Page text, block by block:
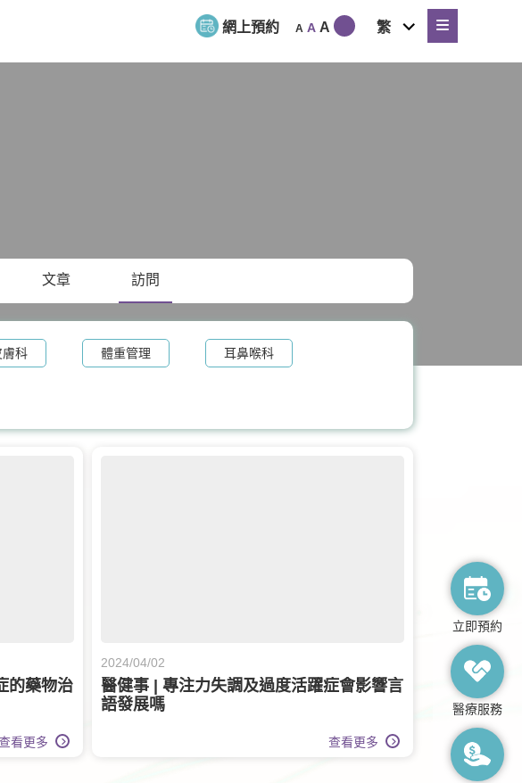
網上預約 A A A 繁
expand
child
menu
文章 訪問
膚科 體重管理 耳鼻喉科
兒童健康服務 運動醫學 老人科
的藥物治
看更多
2024/04/02
醫健事 | 專注力失調及過度活躍症會影響言
語發展嗎
查看更多
立即預約
醫療服務